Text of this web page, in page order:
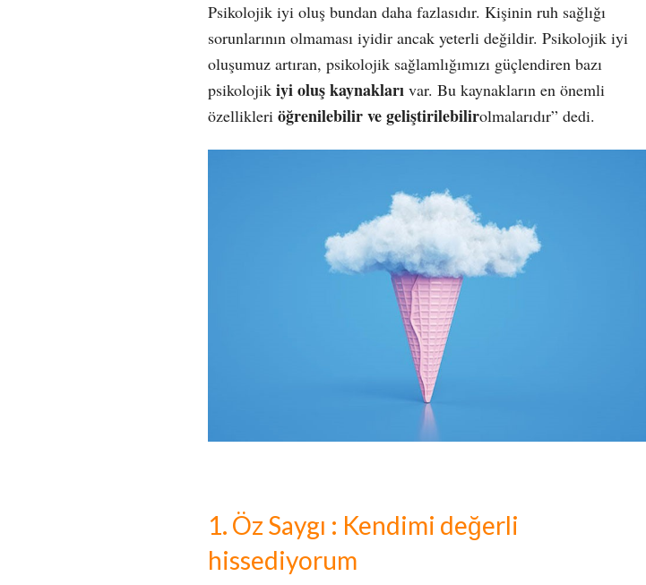
Psikolojik iyi oluş bundan daha fazlasıdır. Kişinin ruh sağlığı
sorunlarının olmaması iyidir ancak yeterli değildir. Psikolojik iyi
oluşumuz artıran, psikolojik sağlamlığımızı güçlendiren bazı
psikolojik iyi oluş kaynaklarıvar. Bu kaynakların en önemli
özellikleri öğrenilebilir ve geliştirilebilirolmalarıdır” dedi.
1. Öz Saygı : Kendimi değerli
hissediyorum